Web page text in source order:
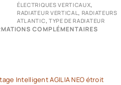
ÉLECTRIQUES VERTICAUX,
RADIATEUR VERTICAL , RADIATEURS
ATLANTIC, TYPE DE RADIATEUR
COMPLÉMENTAIRES
Intelligent AGILIA NEO étroit